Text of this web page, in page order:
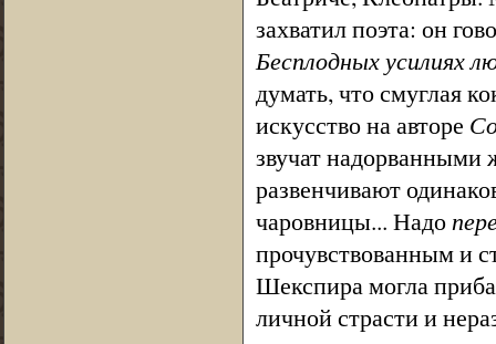
захватил поэта: он
Бесплодных усилиях
думать, что смуглая
искусство на авторе
звучат надорванными
развенчивают
чаровницы... Надо
прочувствованным и
Шекспира могла
личной страсти и